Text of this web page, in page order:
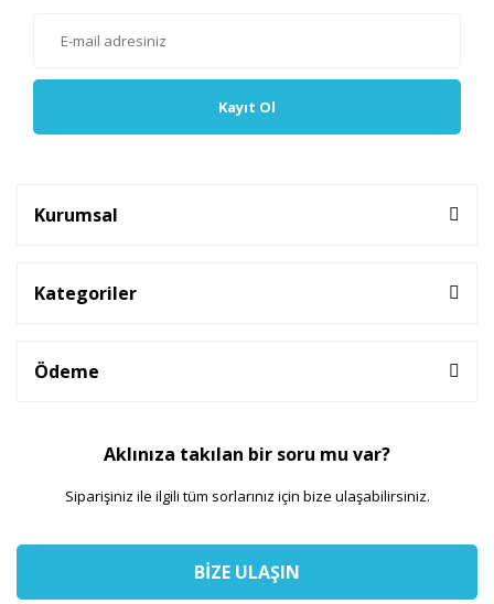
Kayıt Ol
Kurumsal
Kategoriler
Ödeme
Aklınıza takılan bir soru mu var?
Siparişiniz ile ilgili tüm sorlarınız için bize ulaşabilirsiniz.
BİZE ULAŞIN